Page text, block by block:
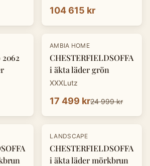
104 615 kr
2062
-30%
AMBIA HOME
CHESTERFIELDSOFFA
i äkta läder grön
XXXLutz
17 499 kr24 999 kr
- 30%
LANDSCAPE
CHESTERFIELDSOFFA
i äkta läder mörkbrun